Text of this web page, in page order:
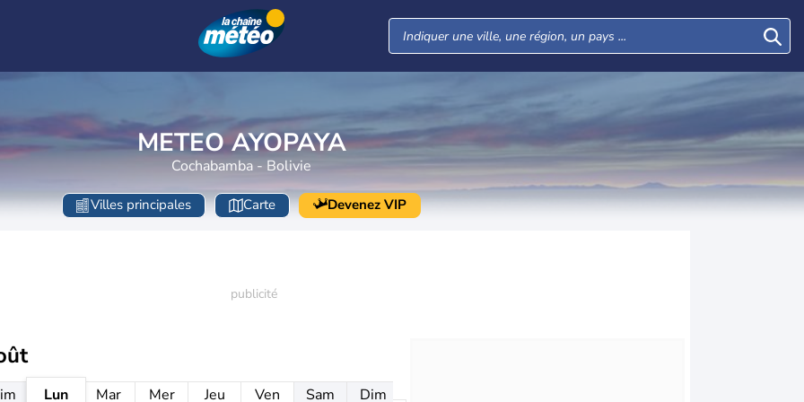
METEO AYOPAYA
Cochabamba - Bolivie
Villes principales Carte Devenez VIP
Lun
Mar
Mer
Jeu
Ven
Sam
Dim